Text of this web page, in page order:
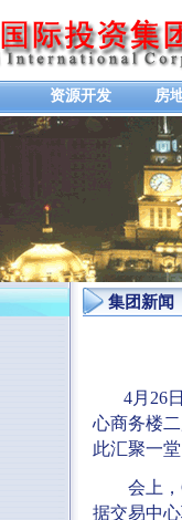
资源开发 房
集团新闻
4月26日
心商务楼
此汇聚一
会上，
据交易中